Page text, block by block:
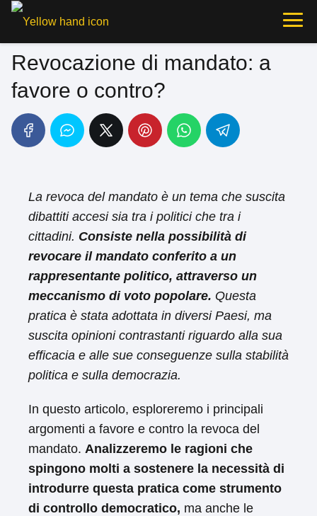
Revocazione di mandato: a
favore o contro?
La revoca del mandato è un tema che suscita
dibattiti accesi sia tra i politici che tra i
cittadini. Consiste nella possibilità di
revocare il mandato conferito a un
rappresentante politico, attraverso un
meccanismo di voto popolare. Questa
pratica è stata adottata in diversi Paesi, ma
suscita opinioni contrastanti riguardo alla sua
efficacia e alle sue conseguenze sulla stabilità
politica e sulla democrazia.
In questo articolo, esploreremo i principali
argomenti a favore e contro la revoca del
mandato. Analizzeremo le ragioni che
spingono molti a sostenere la necessità di
introdurre questa pratica come strumento
di controllo democratico, ma anche le